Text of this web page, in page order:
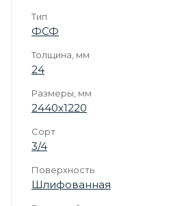
Тип
ФСФ
Толщина, мм
24
Размеры, мм
2440х1220
Сорт
3/4
Поверхность
Шлифованная